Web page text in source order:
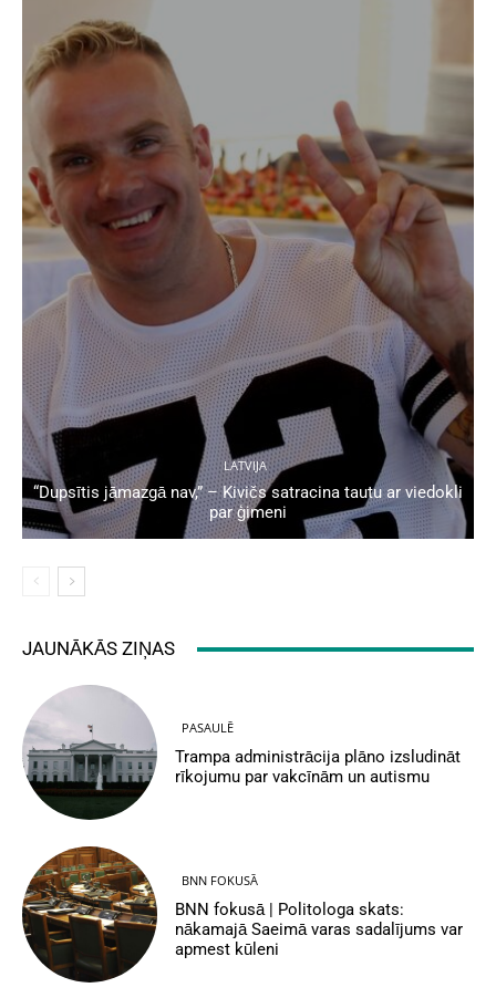
LATVIJA
“Dupsītis jāmazgā nav,” – Kivičs satracina tautu ar viedokli
par ģimeni
JAUNĀKĀS ZIŅAS
PASAULĒ
Trampa administrācija plāno izsludināt
rīkojumu par vakcīnām un autismu
BNN FOKUSĀ
BNN fokusā | Politologa skats:
nākamajā Saeimā varas sadalījums var
apmest kūleni